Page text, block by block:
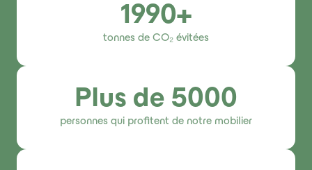
1990+
tonnes de CO₂ évitées
Plus de 5000
personnes qui profitent de notre mobilier